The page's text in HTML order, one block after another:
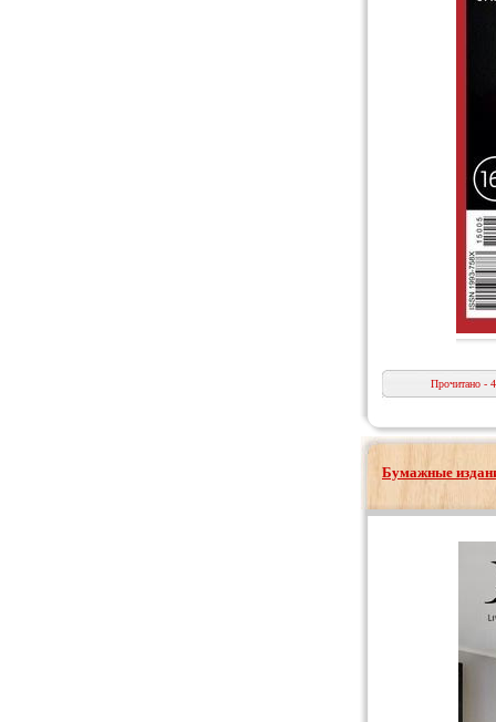
Прочитано -
Бумажные